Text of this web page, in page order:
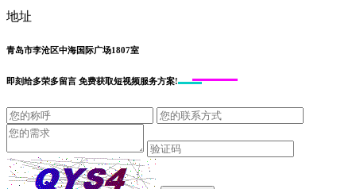
地址
青岛市李沧区中海国际广场1807室
即刻给多荣多留言 免费获取短视频服务方案!